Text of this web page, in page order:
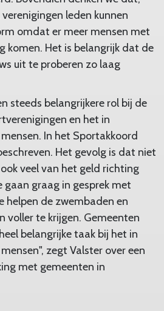
leden kunnen
omdat er meer mensen met
komen. Het is belangrijk dat de
uit te proberen zo laag
steeds belangrijkere rol bij de
en het in
In het Sportakkoord
Het gevolg is dat niet
veel van het geld richting
gaan graag in gesprek met
helpen de zwembaden en
voller te krijgen. Gemeenten
belangrijke taak bij het in
zegt Valster over een
met gemeenten in